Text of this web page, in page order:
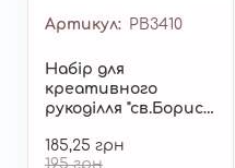
Артикул РВ3410
Набір для
креативного
рукоділля "св.Бориса
РВ3410
185,25 грн
195 грн